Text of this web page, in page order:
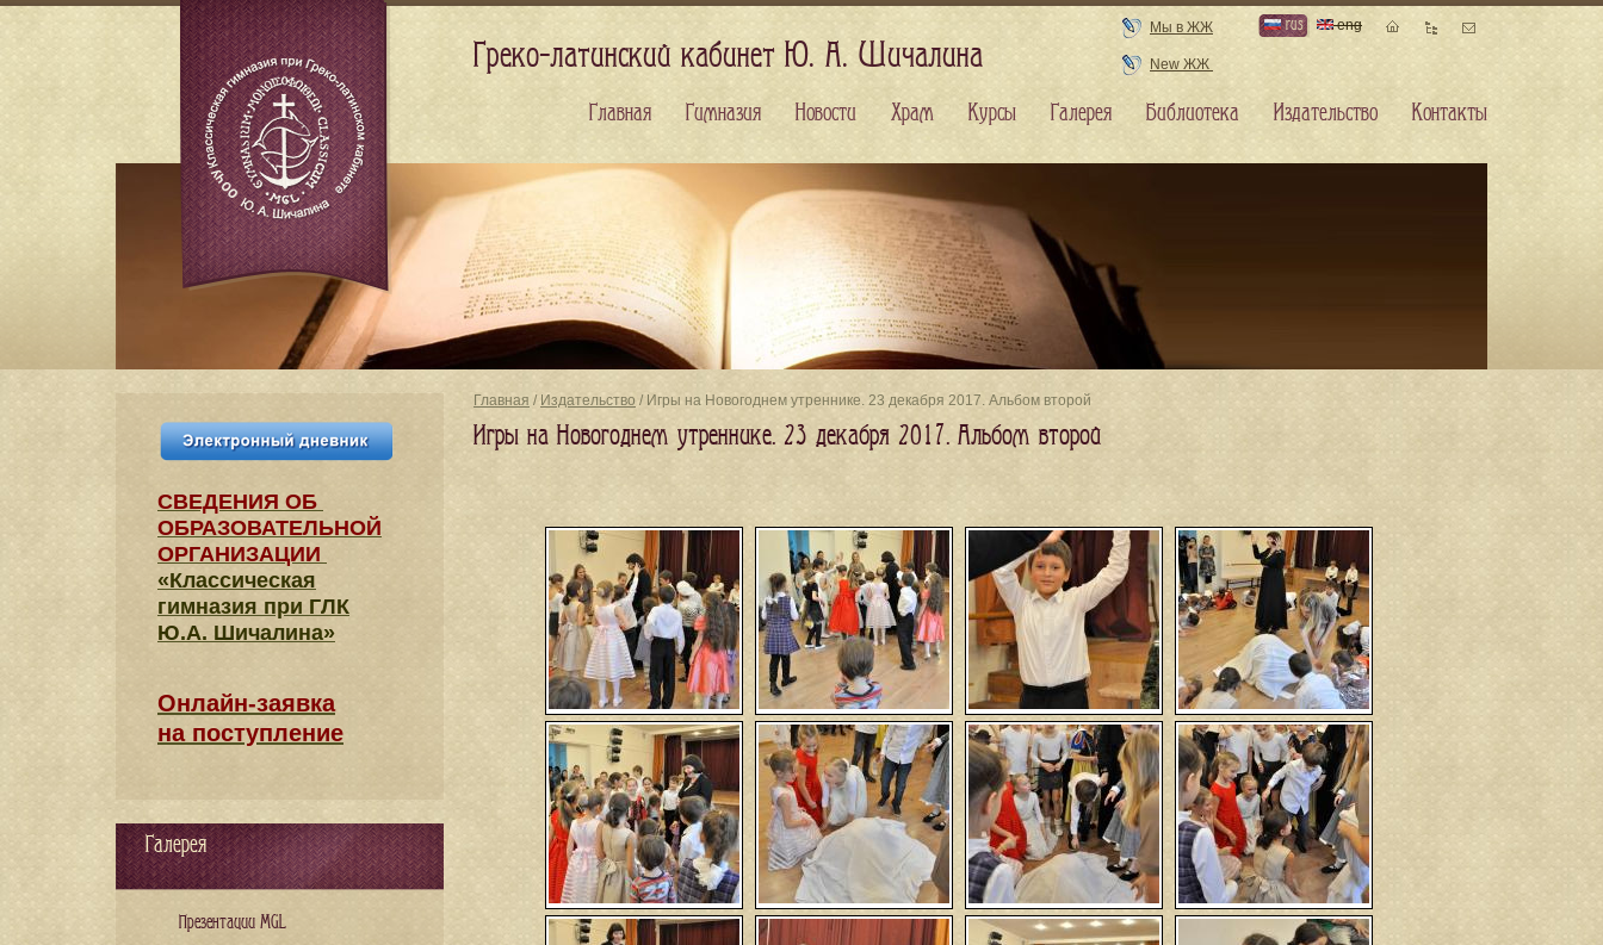
Главная / Издательство / Игры на Новогоднем утреннике. 23 декабря 2017. Альбом второй
Игры на Новогоднем утреннике. 23 декабря 2017. Альбом второй
СВЕДЕНИЯ​ ОБ
ОБРАЗОВАТЕЛЬНОЙ
ОРГАНИЗАЦИИ
«Классическая
гимназия при ГЛК
Ю.А. Шичалина»
Онлайн-заявка
на поступление
Галерея
Презентации MGL
Греко-латинский кабинет Ю. А. Шичалина
Мы в ЖЖ
New ЖЖ
rus eng
Главная Гимназия Новости Храм Курсы Галерея Библиотека Издательство Контакты